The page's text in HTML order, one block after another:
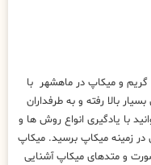
گریم و میکاپ در ماهشهر با
بالا رفته و به طرفداران
با یادگیری انواع روش ها و
زمینه میکاپ برسید. میکاپ
و متدهای میکاپ آشنایی